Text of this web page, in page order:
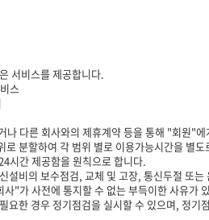
서비스를 제공합니다.
스
다른 회사와의 제휴계약 등을 통해 "회원"
분할하여 각 범위 별로 이용가능시간을 별
간 제공함을 원칙으로 합니다.
비의 보수점검, 교체 및 고장, 통신두절 또
"가 사전에 통지할 수 없는 부득이한 사유가
한 경우 정기점검을 실시할 수 있으며, 정기